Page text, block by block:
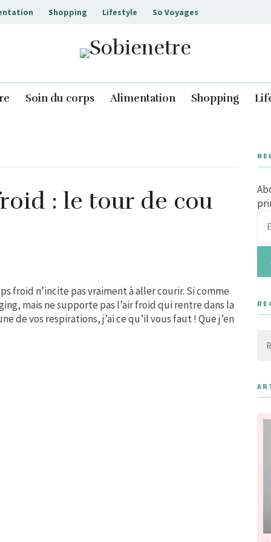
Shopping Lifestyle So Voyages
Sobienetre
Soin du corps Alimentation Shopping
: le tour de cou
froid n’incite pas vraiment à aller courir. Si comme
mais ne supporte pas l’air froid qui rentre dans la
de vos respirations, j’ai ce qu’il vous faut ! Que j’en